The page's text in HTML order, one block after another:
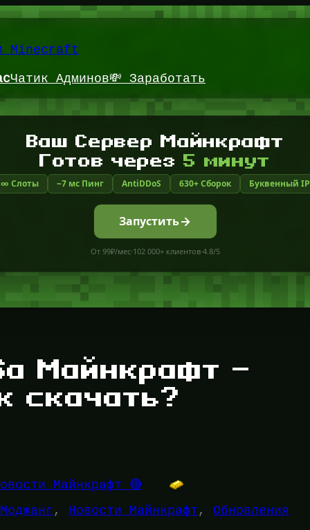
Minecraft
Чатик Админов💸 Заработать
Ваш Сервер Майнкрафт
Готов через5 минут
∞ Слоты ~7 мс Пинг AntiDDoS 630+ Сборок Буквенный IP
Запустить
От 99₽/мес·102 000+ клиентов·4.8/5
Майнкрафт —
скачать?
Майнкрафт 🔴
Моджанг , Новости Майнкрафт , Обновления